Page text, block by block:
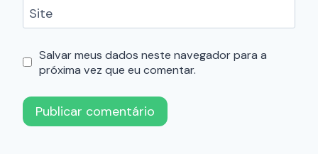
Site
Salvar meus dados neste navegador para a
próxima vez que eu comentar.